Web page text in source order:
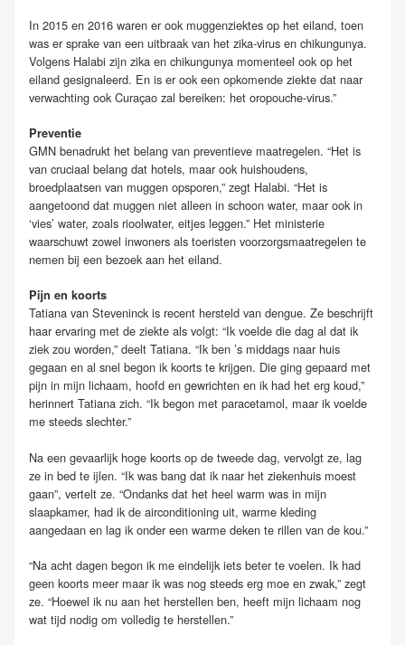
In 2015 en 2016 waren er ook muggenziektes op het eiland, toen
was er sprake van een uitbraak van het zika-virus en chikungunya.
Volgens Halabi zijn zika en chikungunya momenteel ook op het
eiland gesignaleerd. En is er ook een opkomende ziekte dat naar
verwachting ook Curaçao zal bereiken: het oropouche-virus.”
Preventie
GMN benadrukt het belang van preventieve maatregelen. “Het is
van cruciaal belang dat hotels, maar ook huishoudens,
broedplaatsen van muggen opsporen,” zegt Halabi. “Het is
aangetoond dat muggen niet alleen in schoon water, maar ook in
‘vies’ water, zoals rioolwater, eitjes leggen.” Het ministerie
waarschuwt zowel inwoners als toeristen voorzorgsmaatregelen te
nemen bij een bezoek aan het eiland.
Pijn en koorts
Tatiana van Steveninck is recent hersteld van dengue. Ze beschrijft
haar ervaring met de ziekte als volgt: “Ik voelde die dag al dat ik
ziek zou worden,” deelt Tatiana. “Ik ben ’s middags naar huis
gegaan en al snel begon ik koorts te krijgen. Die ging gepaard met
pijn in mijn lichaam, hoofd en gewrichten en ik had het erg koud,”
herinnert Tatiana zich. “Ik begon met paracetamol, maar ik voelde
me steeds slechter.”
Na een gevaarlijk hoge koorts op de tweede dag, vervolgt ze, lag
ze in bed te ijlen. “Ik was bang dat ik naar het ziekenhuis moest
gaan”, vertelt ze. “Ondanks dat het heel warm was in mijn
slaapkamer, had ik de airconditioning uit, warme kleding
aangedaan en lag ik onder een warme deken te rillen van de kou.”
“Na acht dagen begon ik me eindelijk iets beter te voelen. Ik had
geen koorts meer maar ik was nog steeds erg moe en zwak,” zegt
ze. “Hoewel ik nu aan het herstellen ben, heeft mijn lichaam nog
wat tijd nodig om volledig te herstellen.”